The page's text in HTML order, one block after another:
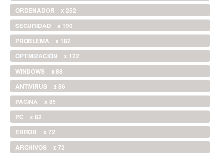
ORDENADOR
x 252
SEGURIDAD
x 190
PROBLEMA
x 182
OPTIMIZACIÓN
x 122
WINDOWS
x 88
ANTIVIRUS
x 86
PAGINA
x 85
PC
x 82
ERROR
x 72
ARCHIVOS
x 72